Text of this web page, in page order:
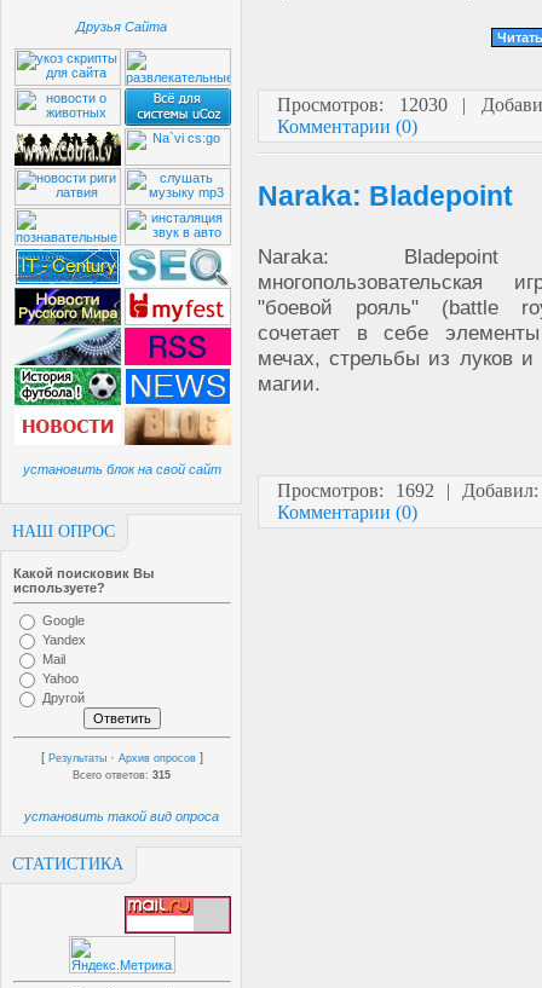
Друзья Сайта
установить блок на свой сайт
НАШ ОПРОС
Какой поисковик Вы
используете?
Google
Yandex
Mail
Yahoo
Другой
[ Результаты · Архив опросов ]
Всего ответов:315
установить такой вид опроса
СТАТИСТИКА
Просмотров: 12030 |
Комментарии (0)
Naraka: Bladepoint
Naraka:
"боевой рояль" (battle
сочетает в себе
мечах, стрельбы из луков и
магии.
Просмотров: 1692 |
Комментарии (0)